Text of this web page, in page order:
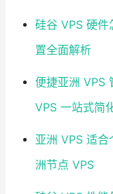
硅谷 VPS 硬
置全面解析
便捷亚洲 VPS
VPS 一站式简
亚洲 VPS 适
洲节点 VPS